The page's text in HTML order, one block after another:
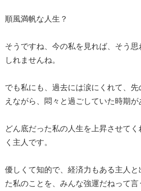
順風満帆な人生？
そうですね、今の私を見れば、そう
しれませんね。
でも私にも、過去には涙にくれて、
えながら、悶々と過ごしていた時期が
どん底だった私の人生を上昇させて
く主人です。
優しくて知的で、経済力もある主人
た私のことを、みんな強運だねって言